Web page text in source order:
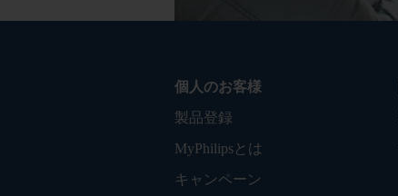
個人のお客様
製品登録
MyPhilipsとは
キャンペーン